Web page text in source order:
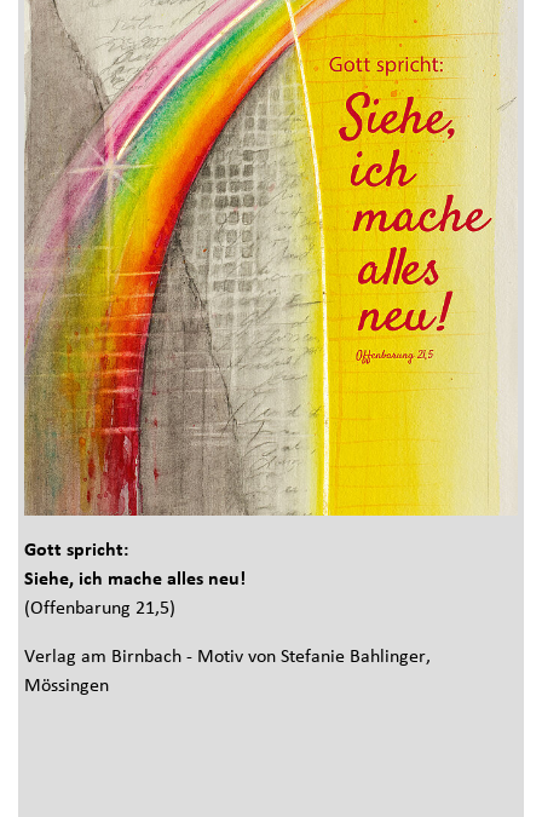
Gott spricht:
Siehe, ich mache alles neu!
(Offenbarung 21,5)
Verlag am Birnbach - Motiv von Stefanie Bahlinger,
Mössingen